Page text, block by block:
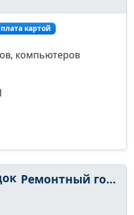
картой
компьютеров
Ремонтный городок